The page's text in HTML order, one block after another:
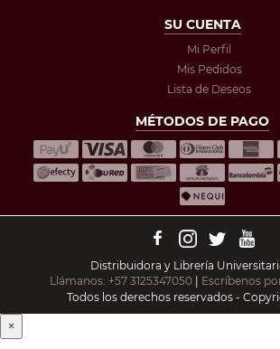
SU CUENTA
Mi Perfil
Mis Pedidos
Lista de Deseos
MÉTODOS DE PAGO
Distribuidora y Librería
Llámanos: +57 3125347050 | Escríbenos
Todos los derechos reservados -
×